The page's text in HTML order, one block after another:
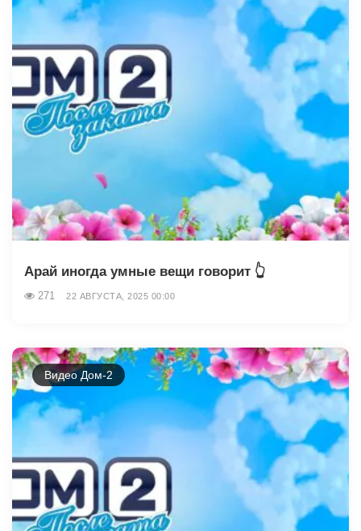
Арай иногда умные вещи говорит 👆
271 22 АВГУСТА, 2025 00:00
Видео Дом-2